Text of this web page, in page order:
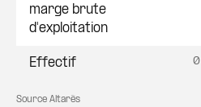
Source Altarès
marge brute
d'exploitation
Effectif 0